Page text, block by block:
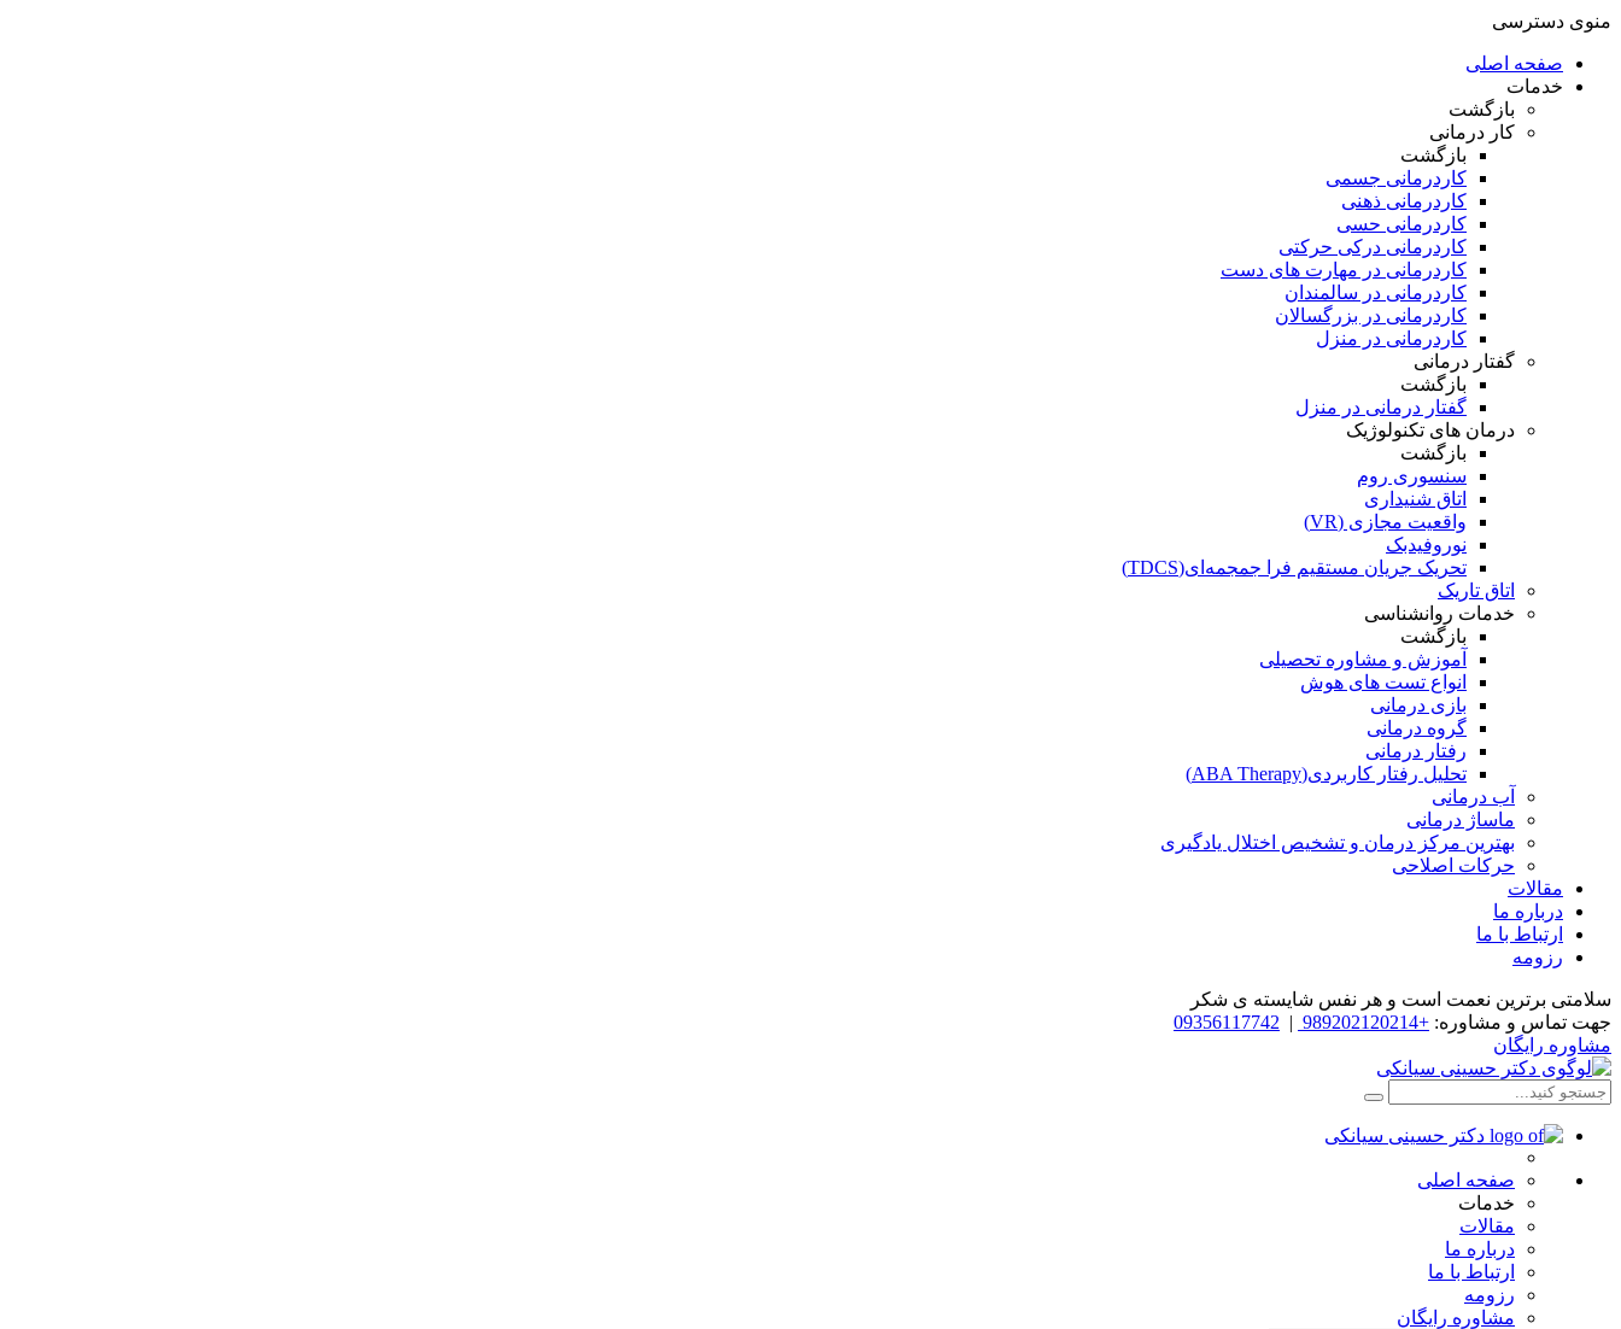
منوی دسترسی
صفحه اصلی
خدمات
بازگشت
کار درمانی
بازگشت
کاردرمانی جسمی
کاردرمانی ذهنی
کاردرمانی حسی
کاردرمانی درکی حرکتی
کاردرمانی در مهارت های دست
کاردرمانی در سالمندان
کاردرمانی در بزرگسالان
کاردرمانی در منزل
گفتار درمانی
بازگشت
گفتار درمانی در منزل
درمان های تکنولوژیک
بازگشت
سنسوری روم
اتاق شنیداری
واقعیت مجازی (VR)
نوروفیدبک
تحریک جریان مستقیم فرا جمجمه‌ای(TDCS)
اتاق تاریک
خدمات روانشناسی
بازگشت
آموزش و مشاوره تحصیلی
انواع تست های هوش
بازی درمانی
گروه درمانی
رفتار درمانی
تحلیل رفتار کاربردی(ABA Therapy)
آب درمانی
ماساژ درمانی
بهترین مرکز درمان و تشخیص اختلال یادگیری
حرکات اصلاحی
مقالات
درباره ما
ارتباط با ما
رزومه
سلامتی برترین نعمت است و هر نفس شایسته­ ی شکر
جهت تماس و مشاوره: +989202120214
|
09356117742
مشاوره رایگان
صفحه اصلی
خدمات
مقالات
درباره ما
ارتباط با ما
رزومه
مشاوره رایگان